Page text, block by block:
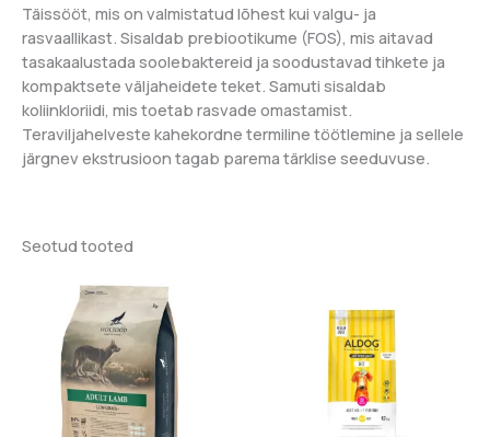
Täissööt, mis on valmistatud lõhest kui valgu- ja
rasvaallikast. Sisaldab prebiootikume (FOS), mis aitavad
tasakaalustada soolebaktereid ja soodustavad tihkete ja
kompaktsete väljaheidete teket. Samuti sisaldab
koliinkloriidi, mis toetab rasvade omastamist.
Teraviljahelveste kahekordne termiline töötlemine ja sellele
järgnev ekstrusioon tagab parema tärklise seeduvuse.
Seotud tooted